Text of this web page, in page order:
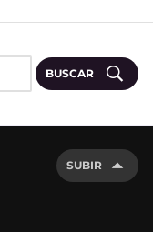
BUSCAR
SUBIR